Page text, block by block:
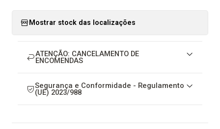
Mostrar stock das localizações
ATENÇÃO: CANCELAMENTO DE
ENCOMENDAS
Segurança e Conformidade - Regulamento
(UE) 2023/988